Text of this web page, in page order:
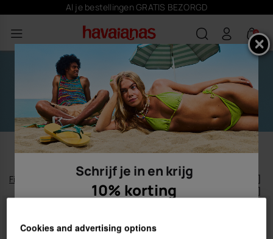
Al je bestellingen GRATIS BEZORGD
0
SOKKEN
Filteren sorteren
Schrijf je in en krijg
10% korting
Cookies and advertising options